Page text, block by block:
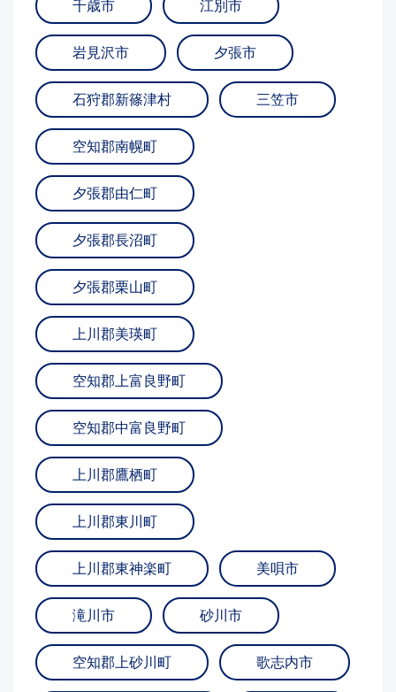
千歳市 江別市
岩見沢市 夕張市
石狩郡新篠津村 三笠市
空知郡南幌町
夕張郡由仁町
夕張郡長沼町
夕張郡栗山町
上川郡美瑛町
空知郡上富良野町
空知郡中富良野町
上川郡鷹栖町
上川郡東川町
上川郡東神楽町 美唄市
滝川市 砂川市
空知郡上砂川町 歌志内市